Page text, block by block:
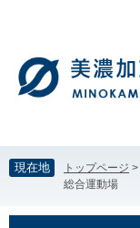
す。
し
て
本
へ
現在地 トップページ >
総合運動場